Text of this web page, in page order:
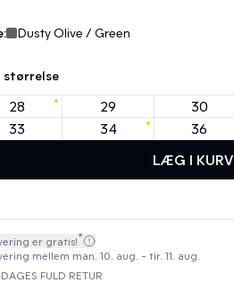
Dusty Olive / Green
størrelse
28 29 30
33
34
36
LÆG I KURV
er gratis!*
mellem man. 10. aug. - tir. 11. aug.
FULD RETUR